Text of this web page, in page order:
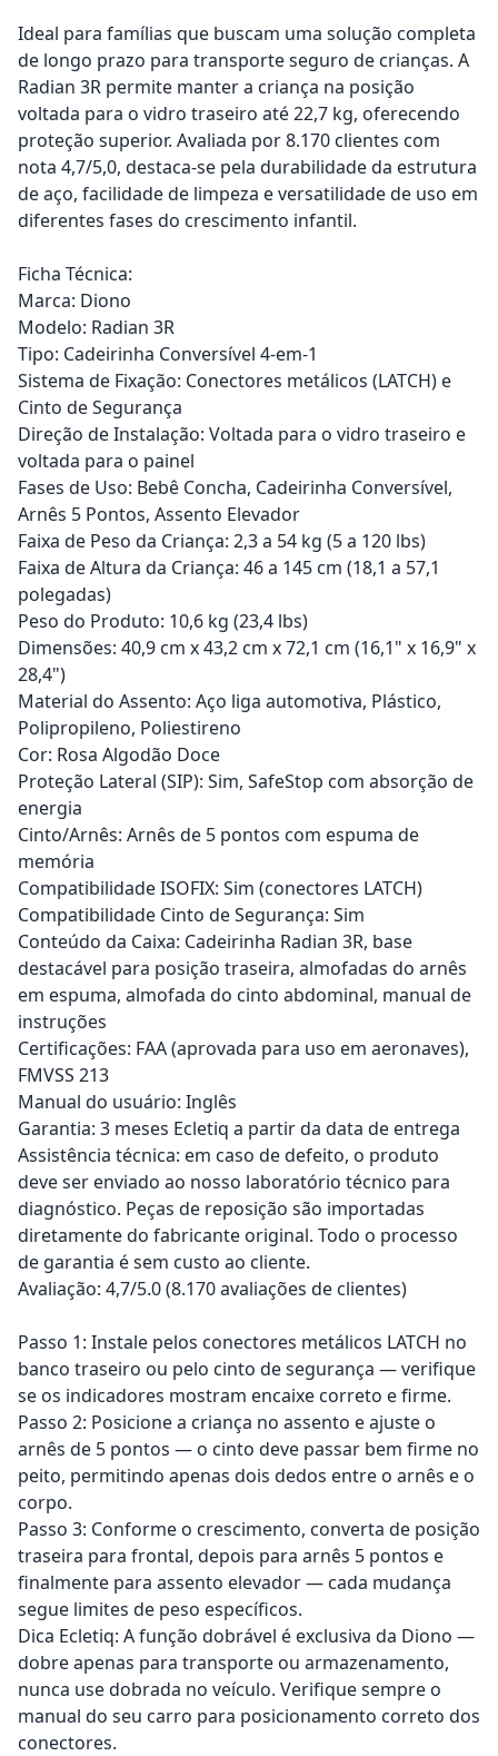
Ideal para famílias que buscam uma solução completa
de longo prazo para transporte seguro de crianças. A
Radian 3R permite manter a criança na posição
voltada para o vidro traseiro até 22,7 kg, oferecendo
proteção superior. Avaliada por 8.170 clientes com
nota 4,7/5,0, destaca-se pela durabilidade da estrutura
de aço, facilidade de limpeza e versatilidade de uso em
diferentes fases do crescimento infantil.
Ficha Técnica:
Marca: Diono
Modelo: Radian 3R
Tipo: Cadeirinha Conversível 4-em-1
Sistema de Fixação: Conectores metálicos (LATCH) e
Cinto de Segurança
Direção de Instalação: Voltada para o vidro traseiro e
voltada para o painel
Fases de Uso: Bebê Concha, Cadeirinha Conversível,
Arnês 5 Pontos, Assento Elevador
Faixa de Peso da Criança: 2,3 a 54 kg (5 a 120 lbs)
Faixa de Altura da Criança: 46 a 145 cm (18,1 a 57,1
polegadas)
Peso do Produto: 10,6 kg (23,4 lbs)
Dimensões: 40,9 cm x 43,2 cm x 72,1 cm (16,1" x 16,9" x
28,4")
Material do Assento: Aço liga automotiva, Plástico,
Polipropileno, Poliestireno
Cor: Rosa Algodão Doce
Proteção Lateral (SIP): Sim, SafeStop com absorção de
energia
Cinto/Arnês: Arnês de 5 pontos com espuma de
memória
Compatibilidade ISOFIX: Sim (conectores LATCH)
Compatibilidade Cinto de Segurança: Sim
Conteúdo da Caixa: Cadeirinha Radian 3R, base
destacável para posição traseira, almofadas do arnês
em espuma, almofada do cinto abdominal, manual de
instruções
Certificações: FAA (aprovada para uso em aeronaves),
FMVSS 213
Manual do usuário: Inglês
Garantia: 3 meses Ecletiq a partir da data de entrega
Assistência técnica: em caso de defeito, o produto
deve ser enviado ao nosso laboratório técnico para
diagnóstico. Peças de reposição são importadas
diretamente do fabricante original. Todo o processo
de garantia é sem custo ao cliente.
Avaliação: 4,7/5.0 (8.170 avaliações de clientes)
Passo 1: Instale pelos conectores metálicos LATCH no
banco traseiro ou pelo cinto de segurança — verifique
se os indicadores mostram encaixe correto e firme.
Passo 2: Posicione a criança no assento e ajuste o
arnês de 5 pontos — o cinto deve passar bem firme no
peito, permitindo apenas dois dedos entre o arnês e o
corpo.
Passo 3: Conforme o crescimento, converta de posição
traseira para frontal, depois para arnês 5 pontos e
finalmente para assento elevador — cada mudança
segue limites de peso específicos.
Dica Ecletiq: A função dobrável é exclusiva da Diono —
dobre apenas para transporte ou armazenamento,
nunca use dobrada no veículo. Verifique sempre o
manual do seu carro para posicionamento correto dos
conectores.